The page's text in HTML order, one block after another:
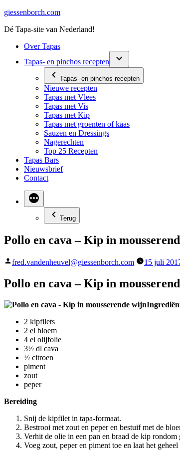
Ga
de
giessenborch.com
Dé Tapa-site van Nederland!
Over Tapas
Tapas- en pinchos recepten
Tapas- en pinchos recepten
Nieuwe recepten
Tapas met Vlees
Tapas met Vis
Tapas met Kip
Tapas met groenten of kaas
Sauzen en Dressings
Nagerechten
Top 25 Recepten
Tapas Bars
Nieuwsbrief
Contact
Terug
Pollo en cava – Kip in
Geplaatst
fred.vandenheuvel@giessenborch.com 15 juli
Pollo en cava – Kip in
2 kipfilets
2 el bloem
4 el olijfolie
3½ dl cava
½ citroen
piment
zout
peper
Bereiding
Snij de kipfilet in tapa-formaat.
Bestrooi met zout en peper en bestuif met de
Verhit de olie in een pan en braad de kip rondom
Voeg zout, peper en piment toe en laat het